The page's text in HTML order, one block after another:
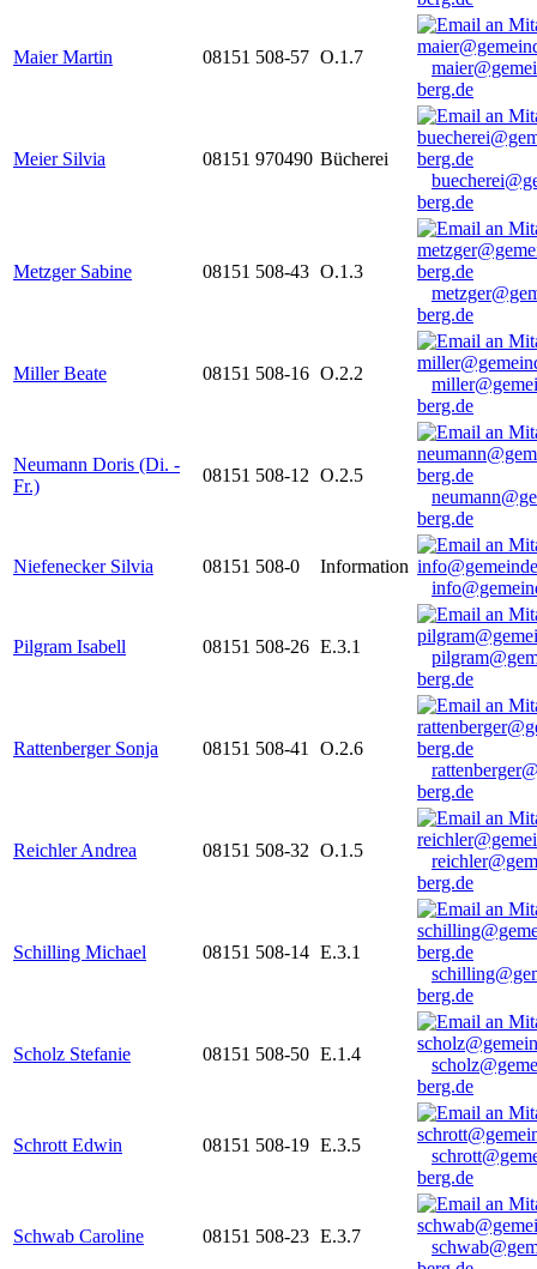
Maier Martin 08151 508-57 O.1.7
berg.de
Meier Silvia 08151 970490 Bücherei
berg.de
Metzger Sabine 08151 508-43 O.1.3
berg.de
Miller Beate 08151 508-16 O.2.2
berg.de
Neumann Doris (Di. -
Fr.)
08151 508-12 O.2.5
berg.de
Niefenecker Silvia 08151 508-0
Information
Pilgram Isabell 08151 508-26 E.3.1
berg.de
Rattenberger Sonja 08151 508-41
O.2.6
berg.de
Reichler Andrea 08151 508-32 O.1.5
berg.de
Schilling Michael 08151 508-14 E.3.1
berg.de
Scholz Stefanie 08151 508-50 E.1.4
berg.de
Schrott Edwin 08151 508-19 E.3.5
berg.de
Schwab Caroline 08151 508-23 E.3.7